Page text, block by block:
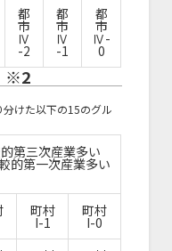
都
市
Ⅳ
-2
都
市
Ⅳ
-1
都
市
Ⅳ-
0
※2
けた以下の15のグル
第三次産業多い
的第一次産業多い
町村
I-1
町村
I-0